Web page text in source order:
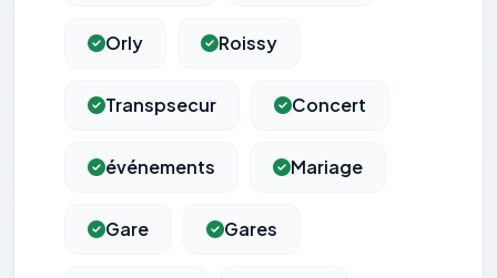
Orly Roissy
Transpsecur Concert
événements Mariage
Gare Gares